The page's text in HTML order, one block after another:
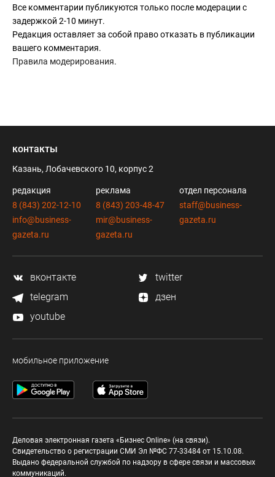
Все комментарии публикуются только после модерации с
задержкой 2-10 минут.
Редакция оставляет за собой право отказать в публикации
вашего комментария.
Правила модерирования.
контакты
Казань, Лобачевского 10, корпус 2
редакция
8 (843) 202-12-10
info@business-
gazeta.ru
реклама
8 (843) 203-48-47
mir@business-
gazeta.ru
отдел персонала
staff@business-
gazeta.ru
вконтакте
twitter
telegram
дзен
youtube
мобильное приложение
Деловая электронная газета «Бизнес Online» (на связи).
Свидетельство о регистрации СМИ Эл №ФС 77-33484 от 15.10.08.
Выдано федеральной службой по надзору в сфере связи и массовых
коммуникаций.